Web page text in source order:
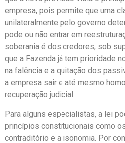
empresa, pois permite que uma
unilateralmente pelo governo
pode ou não entrar em
soberania é dos credores, sob
que a Fazenda já tem prioridade
na falência e a quitação dos
a empresa sair e até mesmo
recuperação judicial.
Para alguns especialistas, a lei
princípios constitucionais como
contraditório e a isonomia. Por